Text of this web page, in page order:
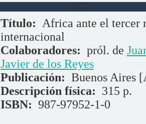
Libros
Título: Africa ante el tercer
internacional
Colaboradores: pról. de
Javier de los Reyes
Publicación: Buenos Aires
Descripción física: 315 p.
ISBN: 987-97952-1-0